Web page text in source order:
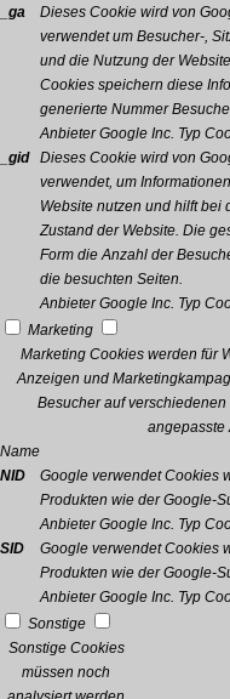
_ga
Dieses Cookie wird von
verwendet um Besucher-,
und die Nutzung der
Cookies speichern diese
generierte Nummer
Anbieter Google Inc. Typ
_gid
Dieses Cookie wird von
verwendet, um
Website nutzen und hilft bei
Zustand der Website. Die
Form die Anzahl der
die besuchten Seiten.
Anbieter Google Inc. Typ
Marketing
Marketing Cookies werden für
Anzeigen und
Besucher auf
angepasste
Name
NID
Google verwendet Cookies
Produkten wie der Google-
Anbieter Google Inc. Typ
SID
Google verwendet Cookies
Produkten wie der Google-
Anbieter Google Inc. Typ
Sonstige
Sonstige Cookies
müssen noch